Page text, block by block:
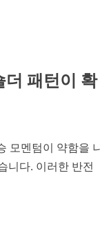
더 패턴이 확
모멘텀이 약함을
니다. 이러한 반전